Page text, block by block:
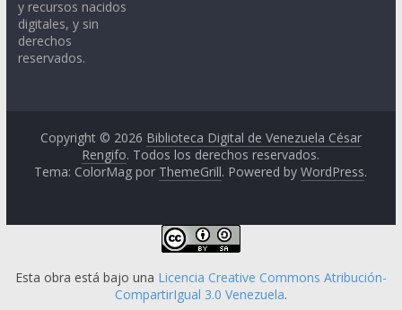
y recursos nacidos
digitales, y sin
derechos
reservados.
Copyright © 2026 Biblioteca Digital de Venezuela César
Rengifo. Todos los derechos reservados.
Tema: ColorMag por ThemeGrill. Powered byWordPress.
Esta obra está bajo una Licencia Creative Commons Atribución-
CompartirIgual 3.0 Venezuela.